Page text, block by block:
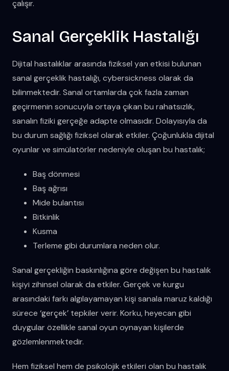
çalışır.
Sanal Gerçeklik Hastalığı
Dijital hastalıklar arasında fiziksel yan etkisi bulunan
sanal gerçeklik hastalığı, cybersickness olarak da
bilinmektedir. Sanal ortamlarda çok fazla zaman
geçirmenin sonucuyla ortaya çıkan bu rahatsızlık,
sanalın fiziki gerçeğe adapte olmasıdır. Dolayısıyla da
bu durum sağlığı fiziksel olarak etkiler. Çoğunlukla dijital
oyunlar ve simülatörler nedeniyle oluşan bu hastalık;
Baş dönmesi
Baş ağrısı
Mide bulantısı
Bitkinlik
Kusma
Terleme gibi durumlara neden olur.
Sanal gerçekliğin baskınlığına göre değişen bu hastalık
kişiyi zihinsel olarak da etkiler. Gerçek ve kurgu
arasındaki farkı algılayamayan kişi sanala maruz kaldığı
sürece ‘gerçek’ tepkiler verir. Korku, heyecan gibi
duygular özellikle sanal oyun oynayan kişilerde
gözlemlenmektedir.
Hem fiziksel hem de psikolojik etkileri olan bu hastalık